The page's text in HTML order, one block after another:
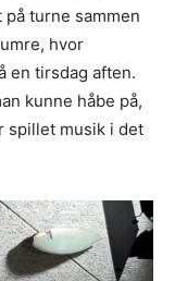
turne sammen
hvor
en tirsdag aften.
kunne håbe på,
spillet musik i det